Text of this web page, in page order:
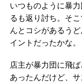
いつものように暴
るも返り討ち。そ
んとコシがあるう
イントだったかな。
店主が暴力団に飛
あったんだけど、